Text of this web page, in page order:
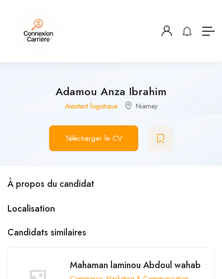
Adamou Anza Ibrahim
Assistant logistique Niamey
Télécharger le CV
À propos du candidat
Localisation
Candidats similaires
Mahaman laminou Abdoul wahab